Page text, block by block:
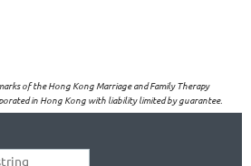
of the Hong Kong Marriage and Family Therapy
in Hong Kong with liability limited by guarantee.